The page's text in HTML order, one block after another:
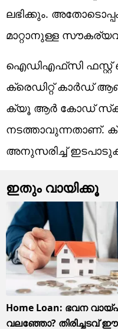
ലഭിക്കും.
മാറ്റാനുള്ള
ഐഡിഎഫ്‌സി ഫസ്റ്റ്
ക്രെഡിറ്റ് കാര്‍ഡ്
ക്യൂ ആര്‍ കോഡ്
നടത്താവുന്നതാണ്.
അനുസരിച്ച്
ഇതും വായിക്കൂ
Home Loan: ഭവന
വലഞ്ഞോ? തിരിച്ചടവ്